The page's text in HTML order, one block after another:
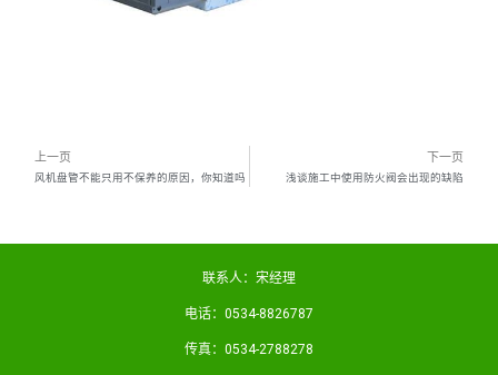
上一页
风机盘管不能只用不保养的原因，你知道吗
下一页
浅谈施工中使用防火阀会出现的缺陷
联系人：宋经理
电话：0534-8826787
传真：0534-2788278